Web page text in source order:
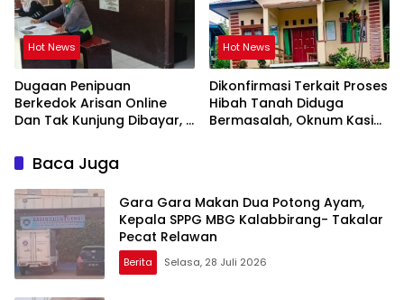
Hot News
Dugaan Penipuan
Berkedok Arisan Online
Dan Tak Kunjung Dibayar,
Hukum
Hot News
Dikonfirmasi Terkait Proses
Hibah Tanah Diduga
Bermasalah, Oknum Kasi
Baca Juga
Gara Gara Makan Dua Potong Ayam,
Kepala SPPG MBG Kalabbirang- Takalar
Pecat Relawan
Berita Selasa, 28 Juli 2026